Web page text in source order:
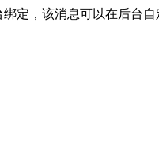
定，该消息可以在后台自